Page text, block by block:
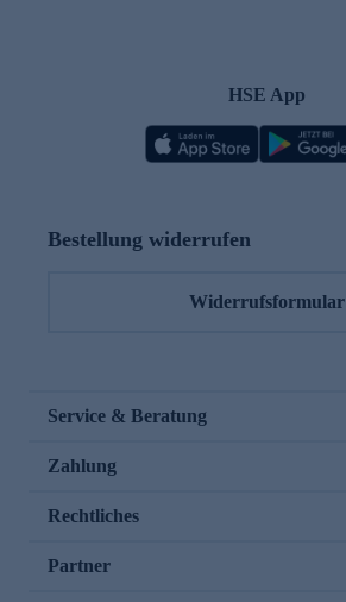
HSE App
Bestellung widerrufen
Widerrufsformular
Service & Beratung
Zahlung
Rechtliches
Partner